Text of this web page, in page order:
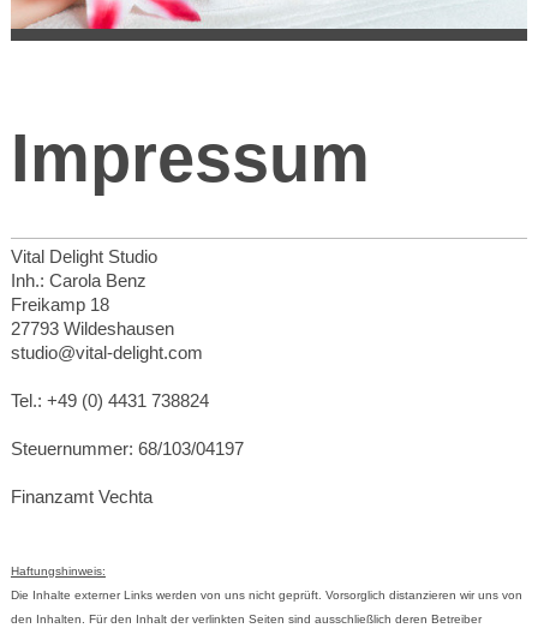
Impressum
Vital Delight Studio
Inh.: Carola Benz
Freikamp 18
27793 Wildeshausen
studio@vital-delight.com
Tel.: +49 (0) 4431 738824
Steuernummer: 68/103/04197
Finanzamt Vechta
Haftungshinweis:
Die Inhalte externer Links werden von uns nicht geprüft. Vorsorglich distanzieren wir uns von
den Inhalten. Für den Inhalt der verlinkten Seiten sind ausschließlich deren Betreiber